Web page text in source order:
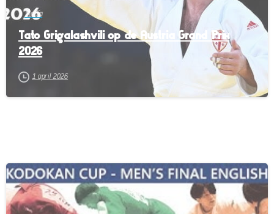
Media
Tato Grigalashvili op de Austria Grand Prix
2026
1 april 2026
-